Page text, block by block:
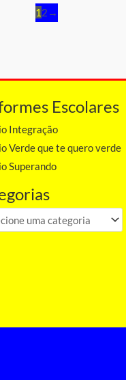
1 2 →
Escolares
Integração
Verde que te quero verde
Superando